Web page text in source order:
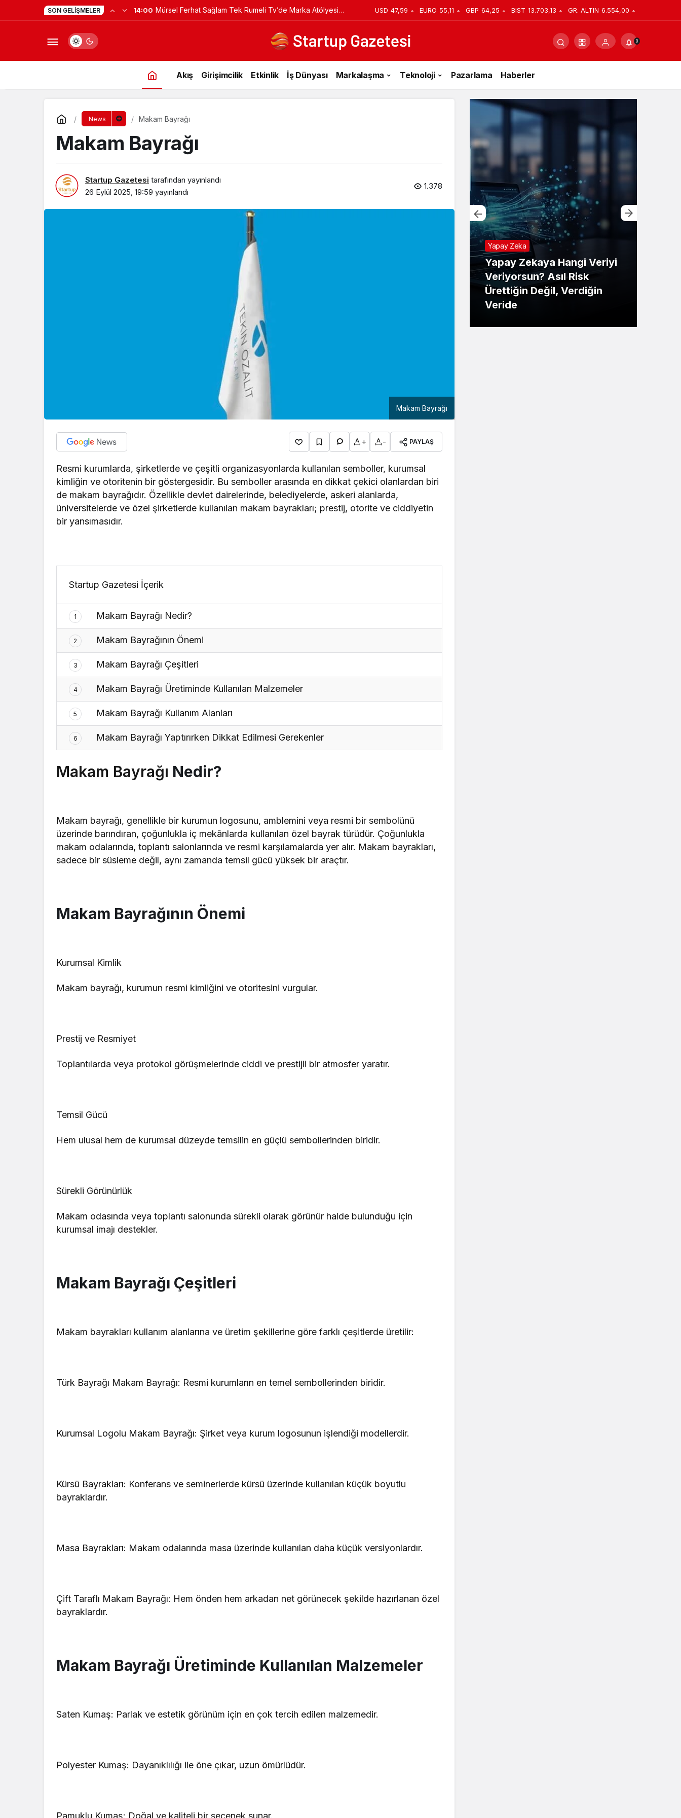
SON GELIŞMELER
Programına Konuk Oldu
USD 47,59 EURO 55,11 GBP 64,25 BIST 13.703,13 GR. ALTIN 6.554,00
0
Akış Girişimcilik Etkinlik İş Dünyası Markalaşma Teknoloji Pazarlama Haberler
News Makam Bayrağı
Makam Bayrağı
Startup Gazetesi tarafından yayınlandı
26 Eylül 2025, 19:59 yayınlandı
1.378
Makam Bayrağı
+ - PAYLAŞ
Resmi kurumlarda, şirketlerde ve çeşitli organizasyonlarda kullanılan semboller, kurumsal
kimliğin ve otoritenin bir göstergesidir. Bu semboller arasında en dikkat çekici olanlardan biri
de makam bayrağıdır. Özellikle devlet dairelerinde, belediyelerde, askeri alanlarda,
üniversitelerde ve özel şirketlerde kullanılan makam bayrakları; prestij, otorite ve ciddiyetin
bir yansımasıdır.
Startup Gazetesi İçerik
1 Makam Bayrağı Nedir?
2 Makam Bayrağının Önemi
3 Makam Bayrağı Çeşitleri
4 Makam Bayrağı Üretiminde Kullanılan Malzemeler
5 Makam Bayrağı Kullanım Alanları
6 Makam Bayrağı Yaptırırken Dikkat Edilmesi Gerekenler
Makam Bayrağı Nedir?
Makam bayrağı, genellikle bir kurumun logosunu, amblemini veya resmi bir sembolünü
üzerinde barındıran, çoğunlukla iç mekânlarda kullanılan özel bayrak türüdür. Çoğunlukla
makam odalarında, toplantı salonlarında ve resmi karşılamalarda yer alır. Makam bayrakları,
sadece bir süsleme değil, aynı zamanda temsil gücü yüksek bir araçtır.
Makam Bayrağının Önemi
Kurumsal Kimlik
Makam bayrağı, kurumun resmi kimliğini ve otoritesini vurgular.
Prestij ve Resmiyet
Toplantılarda veya protokol görüşmelerinde ciddi ve prestijli bir atmosfer yaratır.
Temsil Gücü
Hem ulusal hem de kurumsal düzeyde temsilin en güçlü sembollerinden biridir.
Sürekli Görünürlük
Makam odasında veya toplantı salonunda sürekli olarak görünür halde bulunduğu için
kurumsal imajı destekler.
Makam Bayrağı Çeşitleri
Makam bayrakları kullanım alanlarına ve üretim şekillerine göre farklı çeşitlerde üretilir:
Türk Bayrağı Makam Bayrağı: Resmi kurumların en temel sembollerinden biridir.
Kurumsal Logolu Makam Bayrağı: Şirket veya kurum logosunun işlendiği modellerdir.
Kürsü Bayrakları: Konferans ve seminerlerde kürsü üzerinde kullanılan küçük boyutlu
bayraklardır.
Masa Bayrakları: Makam odalarında masa üzerinde kullanılan daha küçük versiyonlardır.
Çift Taraflı Makam Bayrağı: Hem önden hem arkadan net görünecek şekilde hazırlanan özel
bayraklardır.
Makam Bayrağı Üretiminde Kullanılan Malzemeler
Saten Kumaş: Parlak ve estetik görünüm için en çok tercih edilen malzemedir.
Polyester Kumaş: Dayanıklılığı ile öne çıkar, uzun ömürlüdür.
Pamuklu Kumaş: Doğal ve kaliteli bir seçenek sunar.
Yapay Zeka
Yapay Zekaya Hangi Veriyi
Veriyorsun? Asıl Risk
Ürettiğin Değil, Verdiğin
Veride